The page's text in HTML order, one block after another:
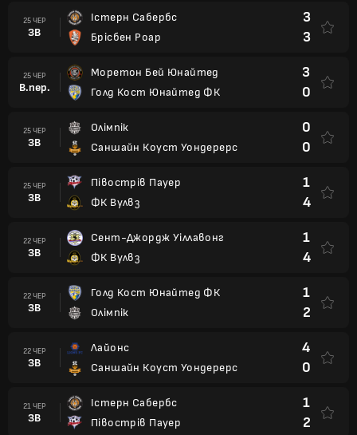
25 ЧЕР
ЗВ
Істерн Сабербс
Брісбен Роар
3
3
25 ЧЕР
В.пер.
Моретон Бей Юнайтед
Голд Кост Юнайтед ФК
3
0
25 ЧЕР
ЗВ
Олімпік
Саншайн Коуст Уондерерс
0
0
25 ЧЕР
ЗВ
Півострів Пауер
ФК Вулвз
1
4
22 ЧЕР
ЗВ
Сент-Джордж Уіллавонг
ФК Вулвз
1
4
22 ЧЕР
ЗВ
Голд Кост Юнайтед ФК
Олімпік
1
2
22 ЧЕР
ЗВ
Лайонс
Саншайн Коуст Уондерерс
4
0
21 ЧЕР
ЗВ
Істерн Сабербс
Півострів Пауер
1
2